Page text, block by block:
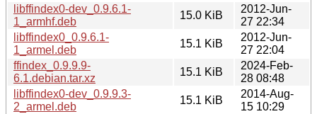
libffindex0-dev_0.9.6.1-
1_armhf.deb
15.0 KiB
2012-Jun-
27 22:34
libffindex0_0.9.6.1-
1_armel.deb
15.1 KiB
2012-Jun-
27 22:04
ffindex_0.9.9.9-
6.1.debian.tar.xz
15.1 KiB
2024-Feb-
28 08:48
libffindex0-dev_0.9.9.3-
2_armel.deb
15.1 KiB
2014-Aug-
15 10:29